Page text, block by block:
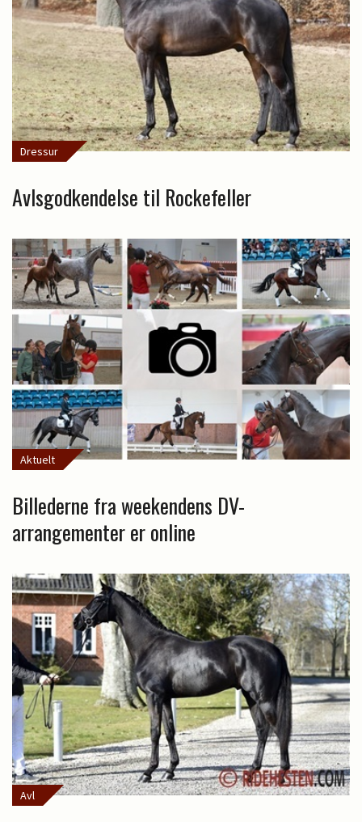
Dressur
Avlsgodkendelse til Rockefeller
Aktuelt
Billederne fra weekendens DV-
arrangementer er online
Avl